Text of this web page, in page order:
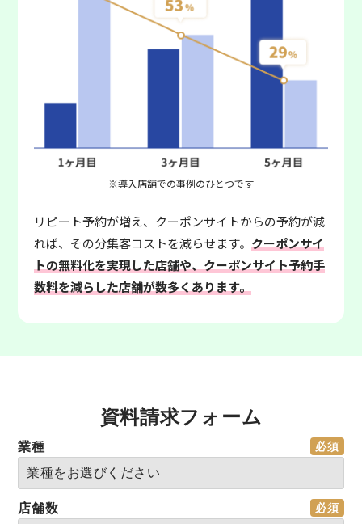
※導入店舗での事例のひとつです
リピート予約が増え、クーポンサイトからの予約が減
れば、その分集客コストを減らせます。 クーポンサイ
トの無料化を実現した店舗や、クーポンサイト予約手
数料を減らした店舗が数多くあります。
資料請求フォーム
業種
店舗数